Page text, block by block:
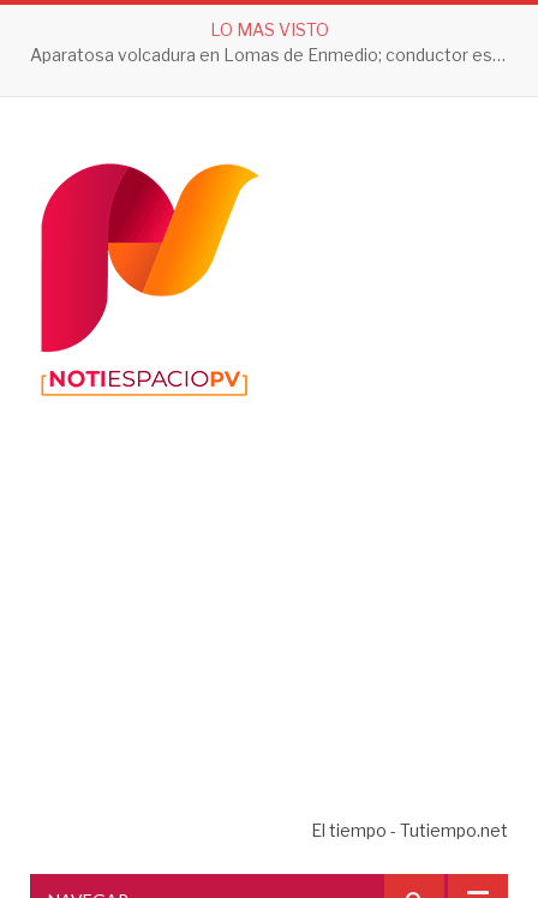
LO MAS VISTO
Aparatosa volcadura en Lomas de Enmedio; conductor es trasladado a prueba de alcoholemia
El tiempo - Tutiempo.net